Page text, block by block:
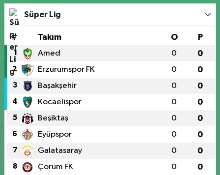
Süper Lig
# Takım O P
1 Amed 0 0
2 Erzurumspor FK 0 0
3 Başakşehir 0 0
4 Kocaelispor 0 0
5 Beşiktaş 0 0
6 Eyüpspor 0 0
7 Galatasaray 0 0
8 Çorum FK 0 0